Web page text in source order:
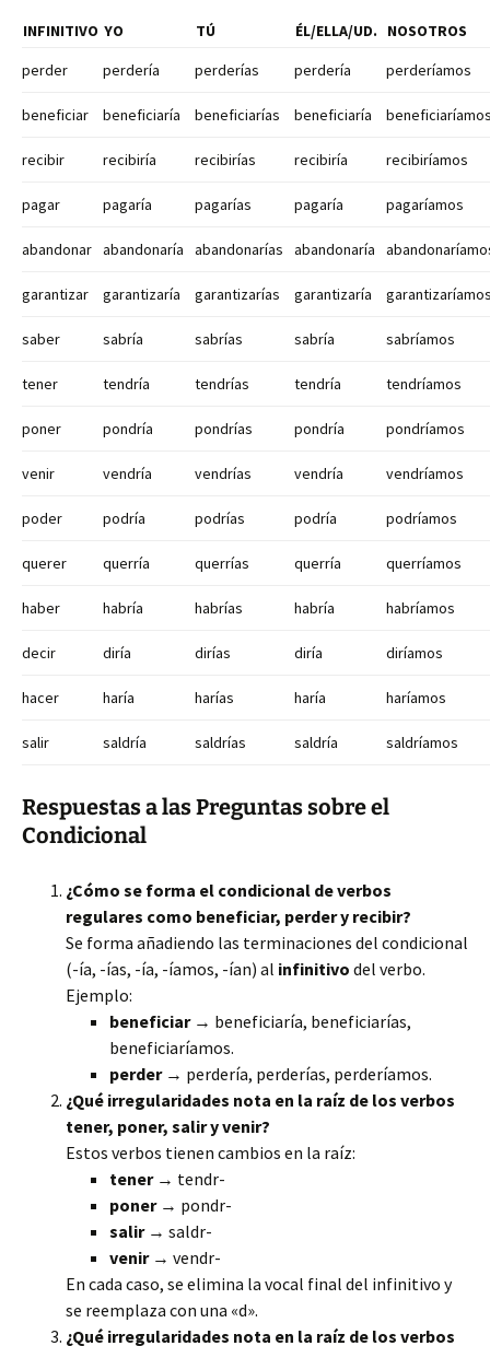
INFINITIVO YO TÚ ÉL/ELLA/UD.
NOSOTROS
perder
perdería perderías perdería perderíamos
beneficiar beneficiaría beneficiarías beneficiaría
recibir recibiría recibirías recibiría recibiríamos
pagar pagaría pagarías pagaría pagaríamos
abandonar abandonaría abandonarías abandonaría
garantizar garantizaría garantizarías garantizaría
saber sabría sabrías sabría sabríamos
tener tendría tendrías tendría tendríamos
poner pondría pondrías pondría pondríamos
venir vendría vendrías vendría vendríamos
poder podría podrías podría podríamos
querer querría querrías querría querríamos
haber habría habrías habría habríamos
decir diría dirías diría diríamos
hacer haría harías haría haríamos
salir saldría saldrías saldría saldríamos
Respuestas a las Preguntas sobre el
Condicional
¿Cómo se forma el condicional de verbos
regulares como beneficiar, perder y recibir?
Se forma añadiendo las terminaciones del condicional
(-ía, -ías, -ía, -íamos, -ían) al infinitivo del verbo.
Ejemplo:
beneficiar→ beneficiaría, beneficiarías,
beneficiaríamos.
perder→ perdería, perderías, perderíamos.
¿Qué irregularidades nota en la raíz de los verbos
tener, poner, salir y venir?
Estos verbos tienen cambios en la raíz:
tener→ tendr-
poner→ pondr-
salir→ saldr-
venir→ vendr-
En cada caso, se elimina la vocal final del infinitivo y
se reemplaza con una «d».
¿Qué irregularidades nota en la raíz de los verbos